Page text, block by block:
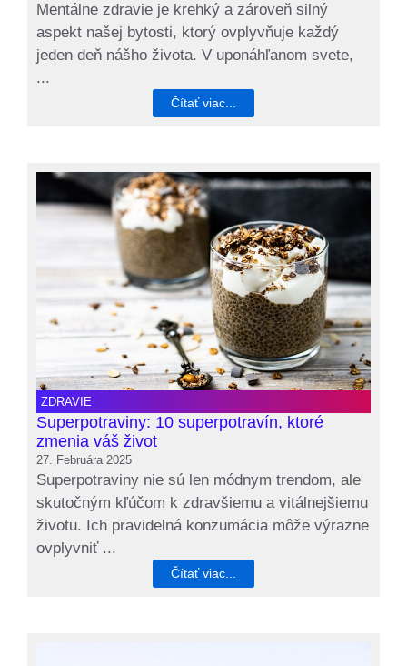
Mentálne zdravie je krehký a zároveň silný
aspekt našej bytosti, ktorý ovplyvňuje každý
jeden deň nášho života. V uponáhľanom svete,
...
Čítať viac...
ZDRAVIE
Superpotraviny: 10 superpotravín, ktoré
zmenia váš život
27. Februára 2025
Superpotraviny nie sú len módnym trendom, ale
skutočným kľúčom k zdravšiemu a vitálnejšiemu
životu. Ich pravidelná konzumácia môže výrazne
ovplyvniť ...
Čítať viac...